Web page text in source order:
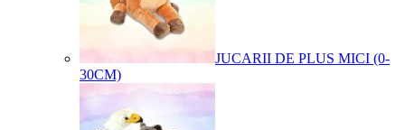
JUCARII DE PLUS MICI (0-
30CM)